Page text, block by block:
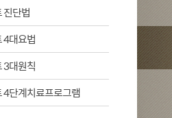
진단법
4대요법
3대원칙
4단계치료프로그램